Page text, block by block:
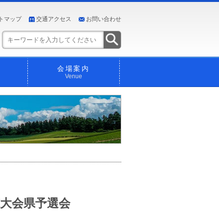
マップ 交通アクセス お問い合わせ
会場案内
Venue
会県予選会